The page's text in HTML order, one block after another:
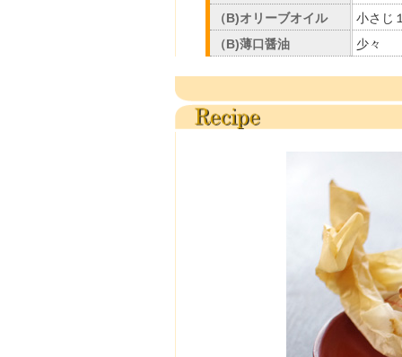
（B)オリーブオイル
小さじ
（B)薄口醤油
少々